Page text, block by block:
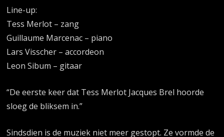
Line-up:
Tess Merlot – zang
Guillaume Marcenac – piano
Lars Visscher – accordeon
Leon Sibum – gitaar
“De eerste keer dat Tess Merlot Jacques Brel hoorde
sloeg de bliksem in.”
Sindsdien is de muziek niet meer gestopt. Ze vormde de